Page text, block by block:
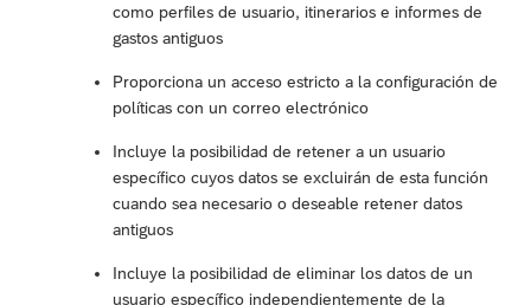
como perfiles de usuario, itinerarios e informes de
gastos antiguos
Proporciona un acceso estricto a la configuración de
políticas con un correo electrónico
Incluye la posibilidad de retener a un usuario
específico cuyos datos se excluirán de esta función
cuando sea necesario o deseable retener datos
antiguos
Incluye la posibilidad de eliminar los datos de un
usuario específico independientemente de la